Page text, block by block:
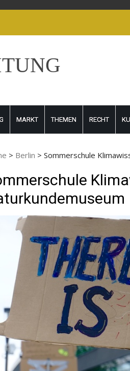
MARKT THEMEN RECHT
> Berlin > Sommerschule